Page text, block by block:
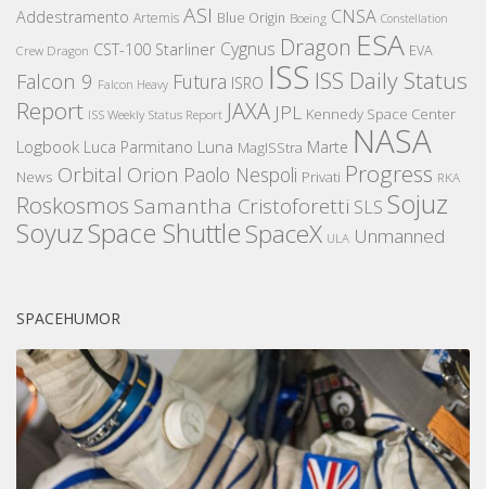
Addestramento Artemis ASI Blue Origin Boeing CNSA Constellation
Crew Dragon CST-100 Starliner Cygnus Dragon ESA EVA
Falcon 9 Falcon Heavy Futura ISRO ISS ISS Daily Status
Report ISS Weekly Status Report JAXA JPL Kennedy Space Center
Logbook Luca Parmitano Luna MagISStra Marte NASA
News Orbital Orion Paolo Nespoli Privati Progress RKA
Roskosmos Samantha Cristoforetti SLS Sojuz
SoyuzSpace ShuttleSpaceX ULA Unmanned
SPACEHUMOR